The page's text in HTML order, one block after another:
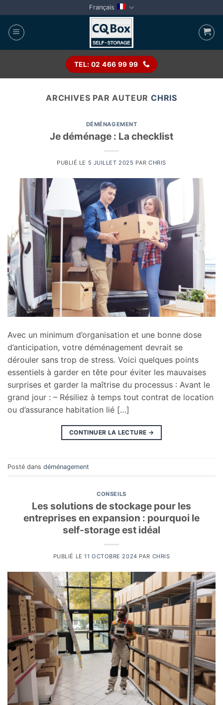
au
contenu
Français
TEL: 02 466 99 99
ARCHIVES PAR AUTEUR CHRIS
DÉMÉNAGEMENT
Je déménage : La checklist
PUBLIÉ LE 5 JUILLET 2025 PARCHRIS
Avec un minimum d’organisation et une bonne dose
d’anticipation, votre déménagement devrait se
dérouler sans trop de stress. Voici quelques points
essentiels à garder en tête pour éviter les mauvaises
surprises et garder la maîtrise du processus : Avant le
grand jour : – Résiliez à temps tout contrat de location
ou d’assurance habitation lié […]
CONTINUER LA LECTURE →
Posté dans déménagement
CONSEILS
Les solutions de stockage pour les
entreprises en expansion : pourquoi le
self-storage est idéal
PUBLIÉ LE11 OCTOBRE 2024 PAR CHRIS